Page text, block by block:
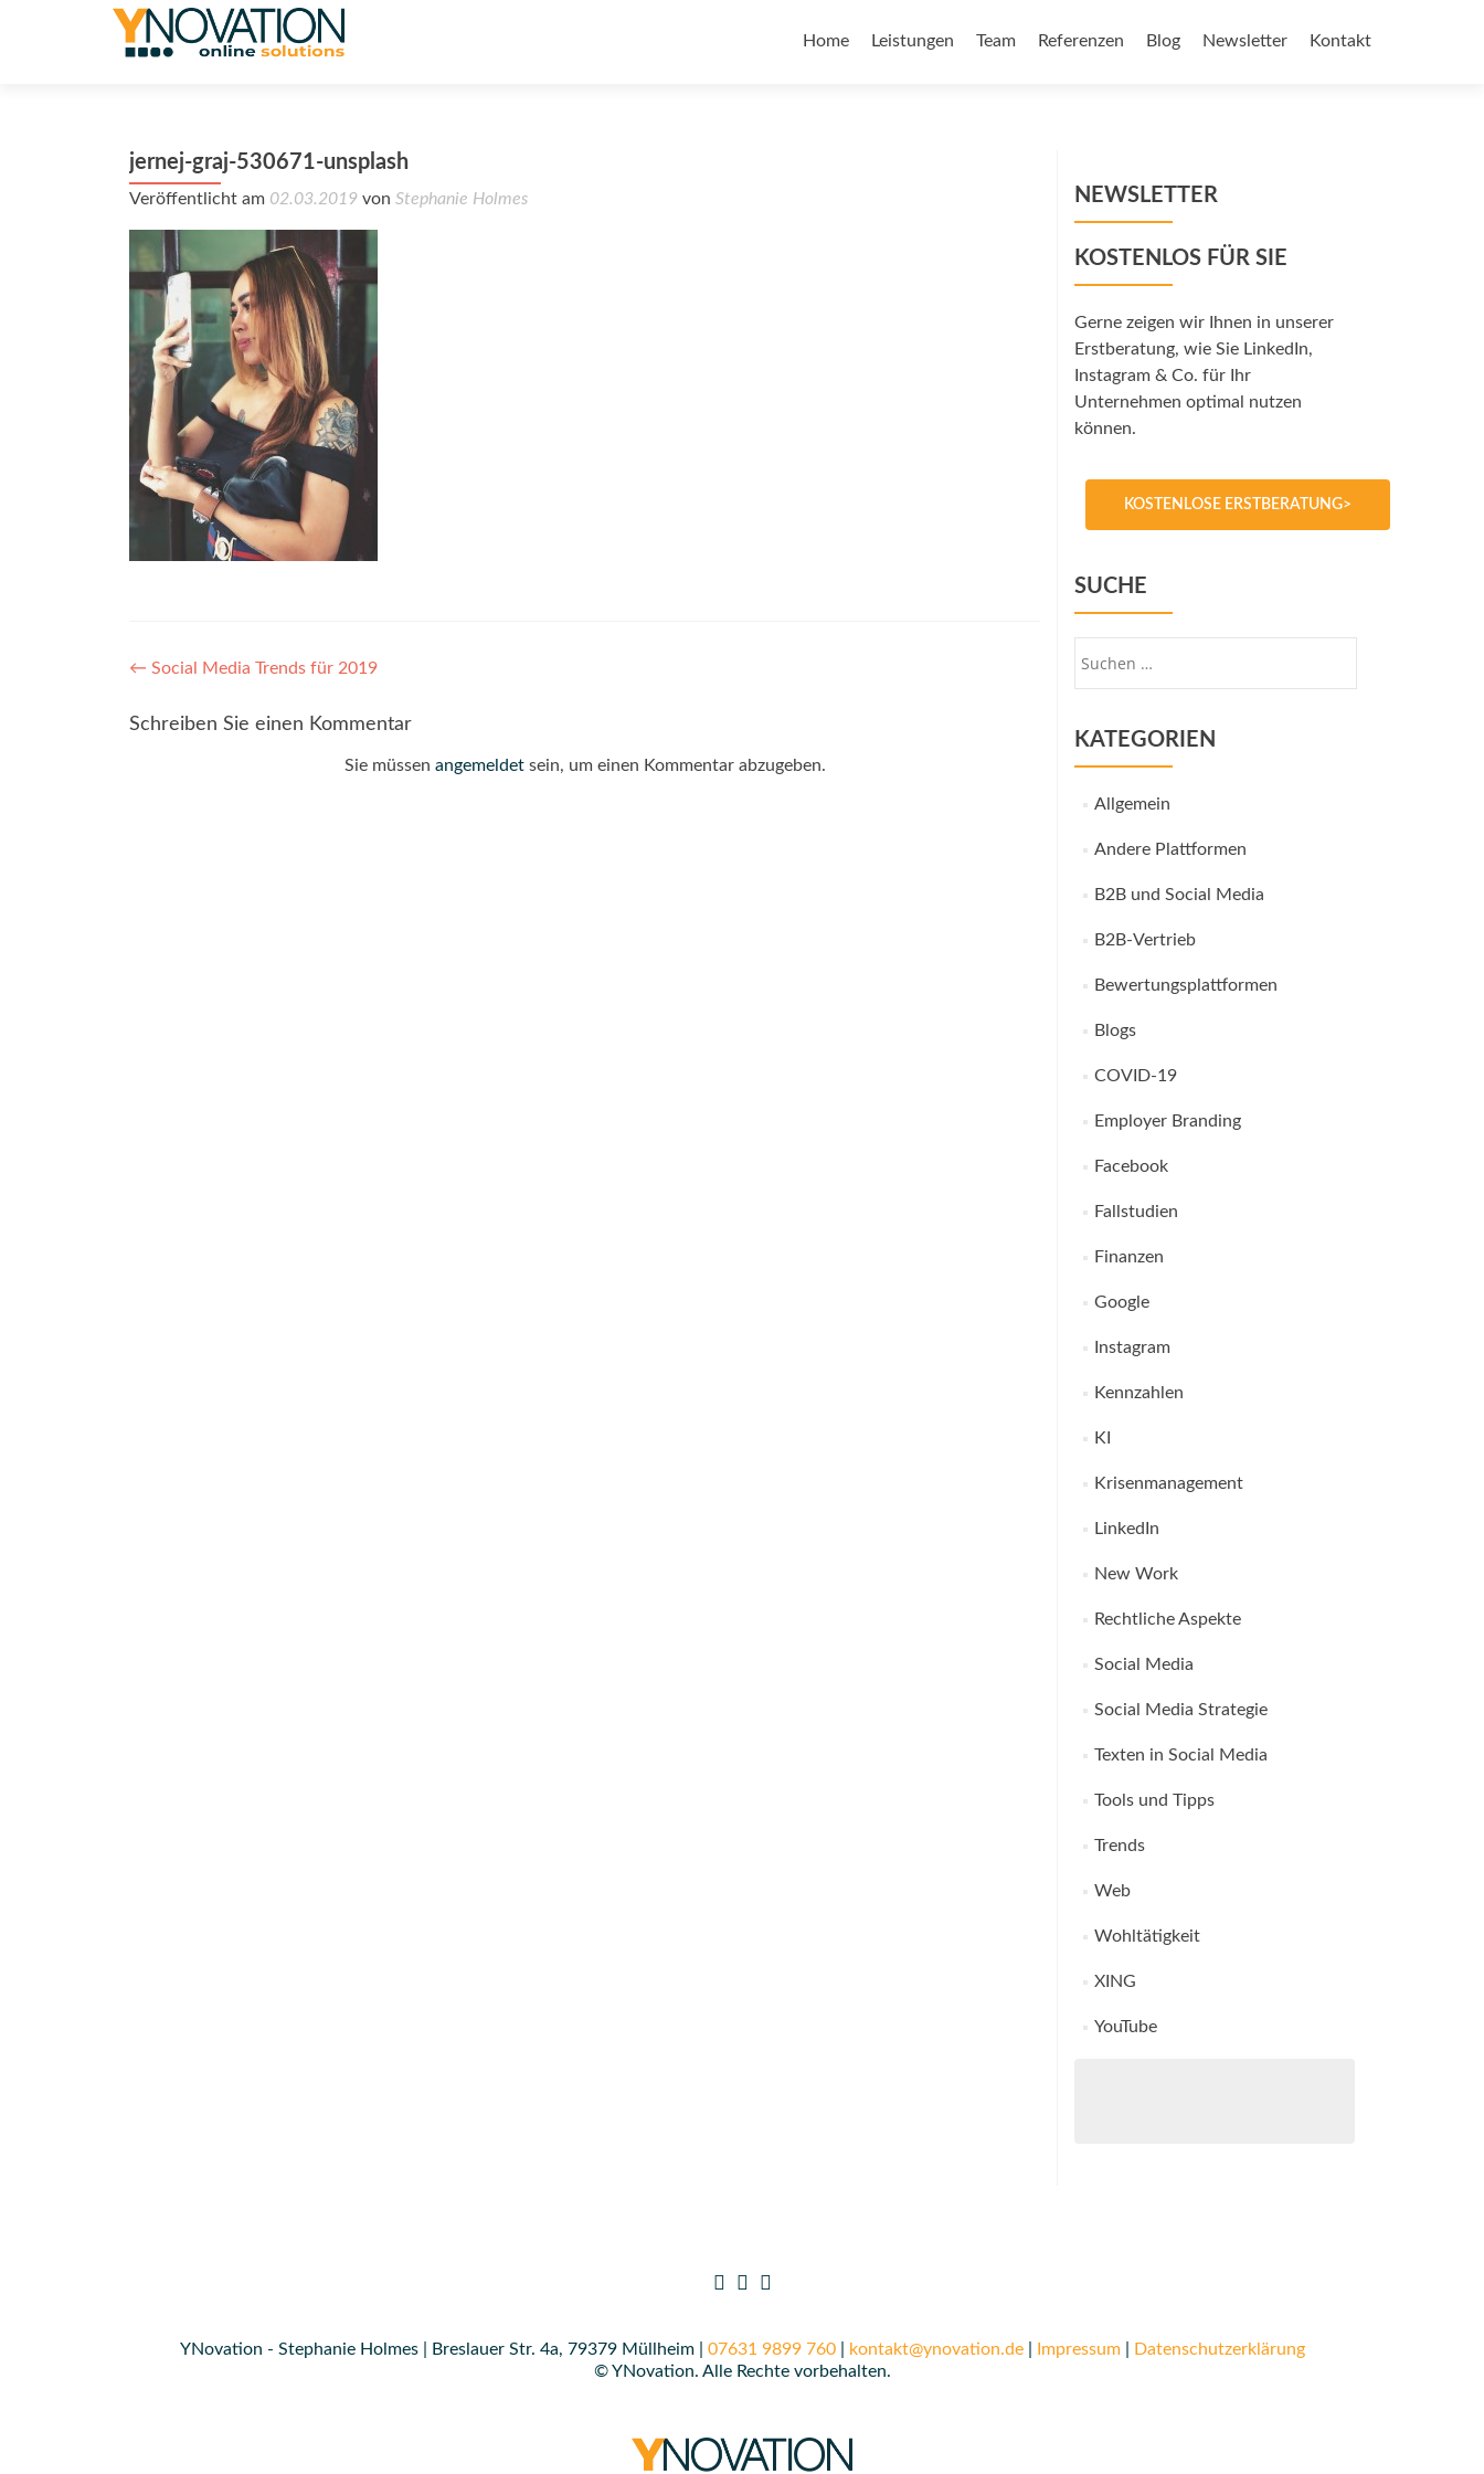
Home Leistungen Team Referenzen Blog Newsletter Kontakt
jernej-graj-530671-unsplash
Veröffentlicht am 02.03.2019 von Stephanie Holmes
Post
navigation
← Social Media Trends für 2019
Schreiben Sie einen Kommentar
Sie müssen angemeldetsein, um einen Kommentar abzugeben.
NEWSLETTER
KOSTENLOS FÜR SIE
Gerne zeigen wir Ihnen in unserer
Erstberatung, wie Sie LinkedIn,
Instagram & Co. für Ihr
Unternehmen optimal nutzen
können.
KOSTENLOSE ERSTBERATUNG>
SUCHE
KATEGORIEN
Allgemein
Andere Plattformen
B2B und Social Media
B2B-Vertrieb
Bewertungsplattformen
Blogs
COVID-19
Employer Branding
Facebook
Fallstudien
Finanzen
Google
Instagram
Kennzahlen
KI
Krisenmanagement
LinkedIn
New Work
Rechtliche Aspekte
Social Media
Social Media Strategie
Texten in Social Media
Tools und Tipps
Trends
Web
Wohltätigkeit
XING
YouTube
YNovation - Stephanie Holmes | Breslauer Str. 4a, 79379 Müllheim | 07631 9899 760| kontakt@ynovation.de| Impressum|
Datenschutzerklärung
© YNovation. Alle Rechte vorbehalten.